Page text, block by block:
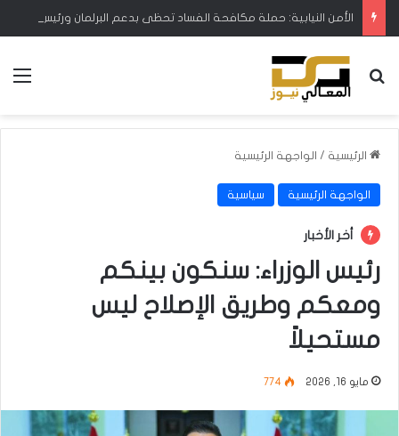
بحث عن
الرئيسية / الواجهة الرئيسية
الواجهة الرئيسية سياسية
أخر الأخبار
رئيس الوزراء: سنكون بينكم
ومعكم وطريق الإصلاح ليس
مستحيلاً
مايو 16, 2026 774